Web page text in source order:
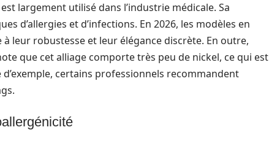
largement utilisé dans l’industrie médicale. Sa
d’allergies et d’infections. En 2026, les modèles en
leur robustesse et leur élégance discrète. En outre,
que cet alliage comporte très peu de nickel, ce qui est
certains professionnels recommandent